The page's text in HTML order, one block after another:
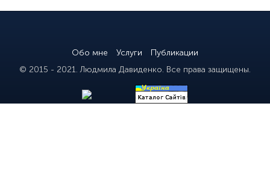
Обо мне Услуги
Публикации
© 2015 - 2021. Людмила Давиденко. Все права защищены.